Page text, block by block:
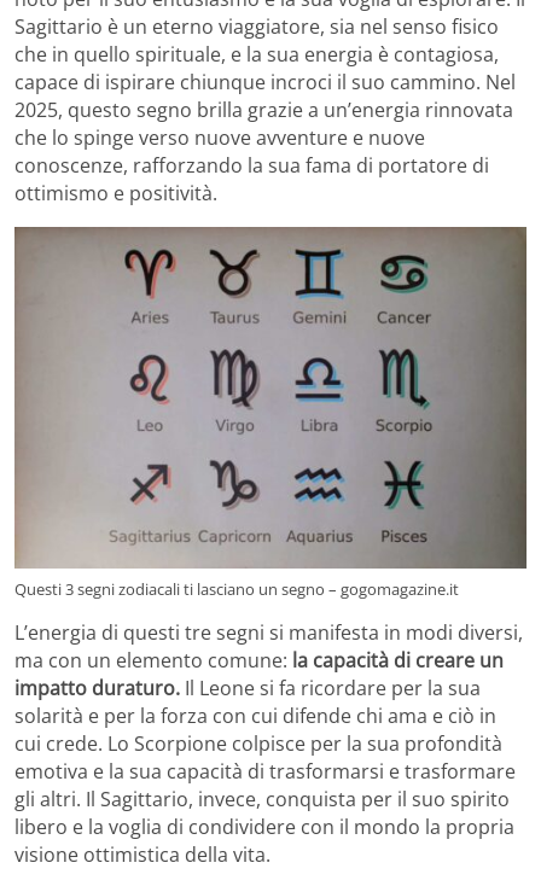
Sagittario è un eterno viaggiatore, sia nel senso fisico
che in quello spirituale, e la sua energia è contagiosa,
capace di ispirare chiunque incroci il suo cammino. Nel
2025, questo segno brilla grazie a un’energia rinnovata
che lo spinge verso nuove avventure e nuove
conoscenze, rafforzando la sua fama di portatore di
ottimismo e positività.
Questi 3 segni zodiacali ti lasciano un segno – gogomagazine.it
L’energia di questi tre segni si manifesta in modi diversi,
ma con un elemento comune: la capacità di creare un
impatto duraturo. Il Leone si fa ricordare per la sua
solarità e per la forza con cui difende chi ama e ciò in
cui crede. Lo Scorpione colpisce per la sua profondità
emotiva e la sua capacità di trasformarsi e trasformare
gli altri. Il Sagittario, invece, conquista per il suo spirito
libero e la voglia di condividere con il mondo la propria
visione ottimistica della vita.